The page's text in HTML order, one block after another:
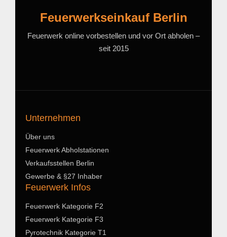
Feuerwerkseinkauf Berlin
Feuerwerk online vorbestellen und vor Ort abholen –
seit 2015
Unternehmen
Über uns
Feuerwerk Abholstationen
Verkaufsstellen Berlin
Gewerbe & §27 Inhaber
Feuerwerk Infos
Feuerwerk Kategorie F2
Feuerwerk Kategorie F3
Pyrotechnik Kategorie T1